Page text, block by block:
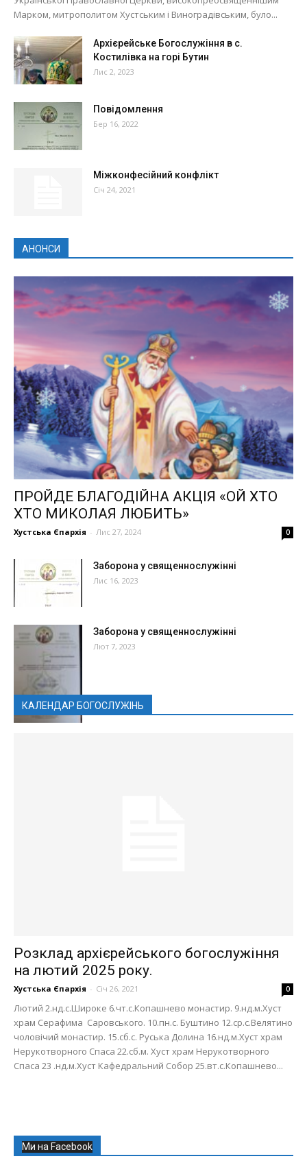
Марком, митрополитом Хустським і Виноградівським, було...
Архієрейське Богослужіння в с.
Костилівка на горі Бутин
Лис 2, 2023
Повідомлення
Бер 16, 2022
Міжконфесійний конфлікт
Січ 24, 2021
АНОНСИ
ПРОЙДЕ БЛАГОДІЙНА АКЦІЯ «ОЙ ХТО
ХТО МИКОЛАЯ ЛЮБИТЬ»
Хустська Єпархія - Лис 27, 2024 0
Заборона у священнослужінні
Лис 16, 2023
Заборона у священнослужінні
Лют 7, 2023
КАЛЕНДАР БОГОСЛУЖІНЬ
Розклад архієрейського богослужіння
на лютий 2025 року.
Хустська Єпархія - Січ 26, 2021 0
Лютий 2.нд.с.Широке 6.чт.с.Копашнево монастир. 9.нд.м.Хуст
храм Серафима Саровського. 10.пн.с. Буштино 12.ср.с.Велятино
чоловічий монастир. 15.сб.с. Руська Долина 16.нд.м.Хуст храм
Нерукотворного Спаса 22.сб.м. Хуст храм Нерукотворного
Спаса 23 .нд.м.Хуст Кафедральний Собор 25.вт.с.Копашнево...
Ми на Facebook